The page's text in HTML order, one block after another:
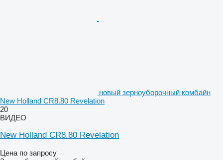
новый зерноуборочный комбайн
New Holland CR8.80 Revelation
20
ВИДЕО
New Holland CR8.80 Revelation
Цена по запросу